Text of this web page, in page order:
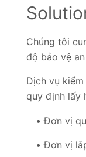
Chúng tôi
độ bảo vệ
Dịch vụ
quy định lấy
Đơn vị
Đơn vị